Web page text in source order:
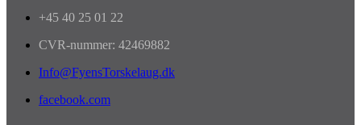
+45 40 25 01 22
CVR-nummer: 42469882
Info@FyensTorskelaug.dk
facebook.com